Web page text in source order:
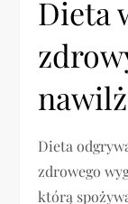
Dieta
Dieta
zdrowego
którą